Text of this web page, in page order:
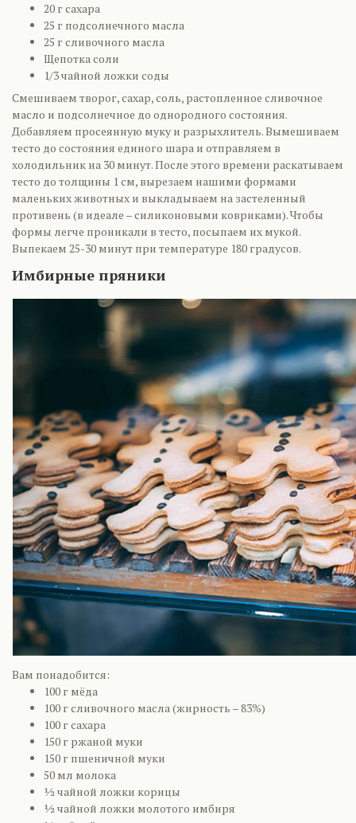
20 г сахара
25 г подсолнечного масла
25 г сливочного масла
Щепотка соли
1/3 чайной ложки соды
Смешиваем творог, сахар, соль, растопленное сливочное
масло и подсолнечное до однородного состояния.
Добавляем просеянную муку и разрыхлитель. Вымешиваем
тесто до состояния единого шара и отправляем в
холодильник на 30 минут. После этого времени раскатываем
тесто до толщины 1 см, вырезаем нашими формами
маленьких животных и выкладываем на застеленный
противень (в идеале – силиконовыми ковриками). Чтобы
формы легче проникали в тесто, посыпаем их мукой.
Выпекаем 25-30 минут при температуре 180 градусов.
Имбирные пряники
Вам понадобится:
100 г мёда
100 г сливочного масла (жирность – 83%)
100 г сахара
150 г ржаной муки
150 г пшеничной муки
50 мл молока
½ чайной ложки корицы
½ чайной ложки молотого имбиря